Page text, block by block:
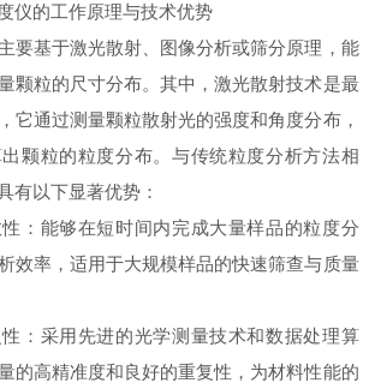
的工作原理与技术优势
要基于激光散射、图像分析或筛分原理，能
颗粒的尺寸分布。其中，激光散射技术是最
它通过测量颗粒散射光的强度和角度分布，
颗粒的粒度分布。与传统粒度分析方法相
有以下显著优势：
能够在短时间内完成大量样品的粒度分
效率，适用于大规模样品的快速筛查与质量
采用先进的光学测量技术和数据处理算
的高精准度和良好的重复性，为材料性能的